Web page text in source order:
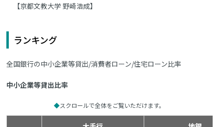
【京都文教大学 野崎浩成】
ランキング
全国銀行の中小企業等貸出/消費者ローン/住宅ローン比率
中小企業等貸出比率
スクロールで全体をご覧いただけます。